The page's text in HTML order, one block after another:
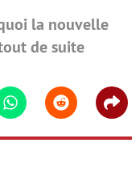
la nouvelle
de suite
WhatsappReddit